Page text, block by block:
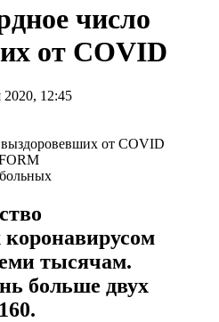
число
от COVID
12:45
тысячам.
больше двух